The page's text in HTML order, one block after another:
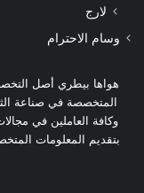
لارج
وسام الاحترام
هواها بيطري أصل
المتخصصة في صناعة
وكافة العاملين في
بتقديم المعلومات